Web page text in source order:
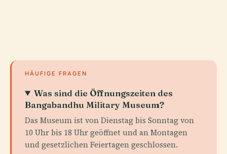
HÄUFIGE FRAGEN
Was sind die Öffnungszeiten des
Bangabandhu Military Museum?
Das Museum ist von Dienstag bis Sonntag von
10 Uhr bis 18 Uhr geöffnet und an Montagen
und gesetzlichen Feiertagen geschlossen.